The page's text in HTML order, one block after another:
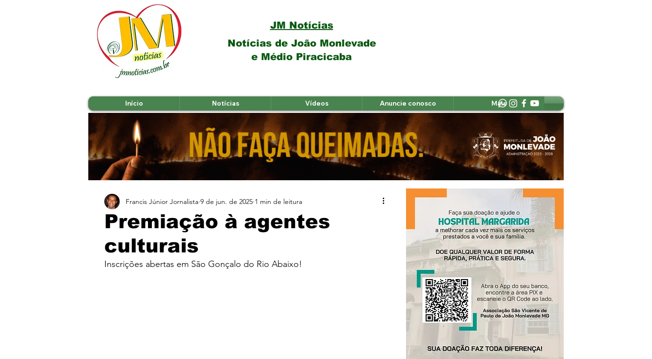
Notícias de João Monlevade
e Médio Piracicaba
JM Notícias
Início Notícias Vídeos Anuncie conosco Mais
Premiação à agentes
culturais
Francis Júnior Jornalista 9 de jun. de 2025 1 min de leitura
Inscrições abertas em São Gonçalo do Rio Abaixo!